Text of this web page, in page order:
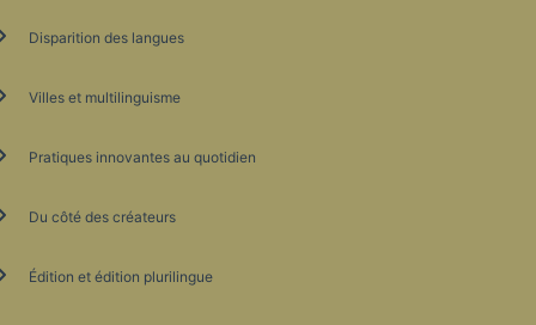
Disparition des langues
Villes et multilinguisme
Pratiques innovantes au quotidien
Du côté des créateurs
Édition et édition plurilingue